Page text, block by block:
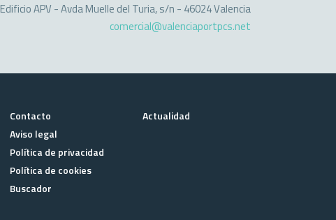
Edificio APV - Avda Muelle del Turia, s/n - 46024 Valencia
comercial@valenciaportpcs.net
Contacto
Actualidad
Aviso legal
Política de privacidad
Política de cookies
Buscador